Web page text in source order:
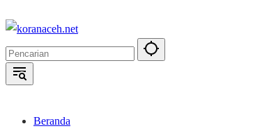
ke
konten
Beranda